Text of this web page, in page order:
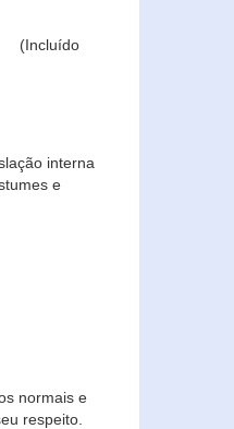
(Incluído
interna
e
normais e
respeito.